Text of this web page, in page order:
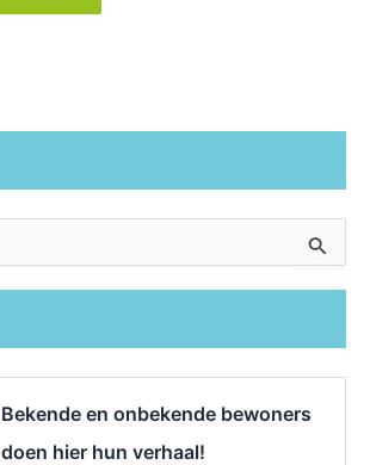
Bekende en onbekende bewoners
doen hier hun verhaal!